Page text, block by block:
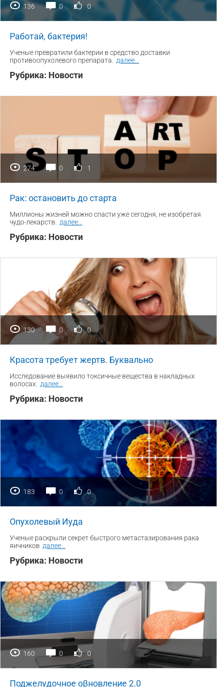
136 0 0
Работай, бактерия!
Ученые превратили бактерии в средство доставки
противоопухолевого препарата.
далее
Рубрика: Новости
274 0 1
Рак: остановить до старта
Миллионы жизней можно спасти уже сегодня, не изобретая
чудо-лекарств.
далее
Рубрика: Новости
130 0 0
Красота требует жертв. Буквально
Исследование выявило токсичные вещества в накладных
волосах.
далее
Рубрика: Новости
183 0 0
Опухолевый Иуда
Ученые раскрыли секрет быстрого метастазирования рака
яичников далее
Рубрика: Новости
160 0 0
Поджелудочное оβновление 2.0